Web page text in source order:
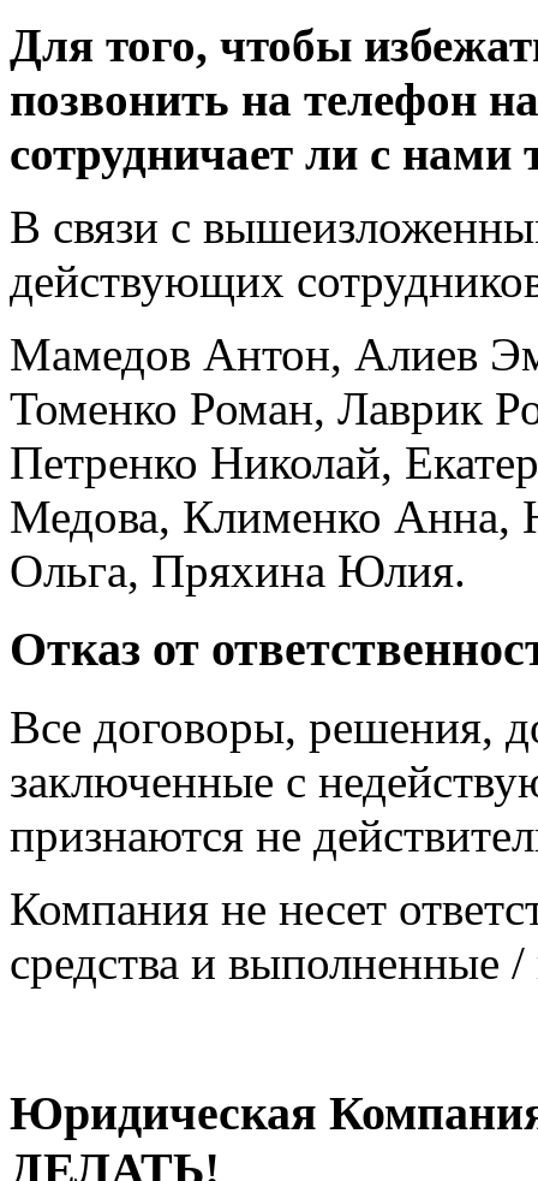
Для того, чтобы
позвонить на телефон
сотрудничает ли с нами
В связи с
действующих
Мамедов Антон, Алиев
Томенко Роман, Лаврик
Петренко Николай,
Медова, Клименко Анна,
Ольга, Пряхина Юлия.
Отказ от
Все договоры, решения,
заключенные с
признаются не
Компания не несет
средства и выполненные
Юридическая
ДЕЛАТЬ!